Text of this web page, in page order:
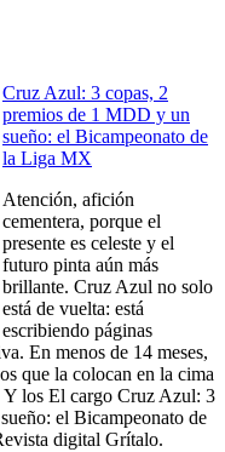
Cruz Azul: 3 copas, 2
premios de 1 MDD y un
sueño: el Bicampeonato de
la Liga MX
Atención, afición
cementera, porque el
presente es celeste y el
futuro pinta aún más
brillante. Cruz Azul no solo
está de vuelta: está
escribiendo páginas
En menos de 14 meses,
que la colocan en la cima
los El cargo Cruz Azul: 3
el Bicampeonato de
digital Grítalo.